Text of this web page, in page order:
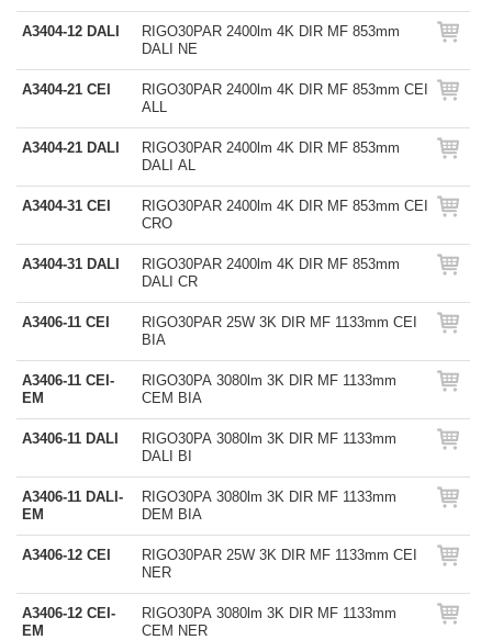
A3404-12 DALI
RIGO30PAR 2400lm 4K DIR MF 853mm
DALI NE
A3404-21 CEI
RIGO30PAR 2400lm 4K DIR MF 853mm CEI
ALL
A3404-21 DALI
RIGO30PAR 2400lm 4K DIR MF 853mm
DALI AL
A3404-31 CEI
RIGO30PAR 2400lm 4K DIR MF 853mm CEI
CRO
A3404-31 DALI
RIGO30PAR 2400lm 4K DIR MF 853mm
DALI CR
A3406-11 CEI
RIGO30PAR 25W 3K DIR MF 1133mm CEI
BIA
A3406-11 CEI-
EM
RIGO30PA 3080lm 3K DIR MF 1133mm
CEM BIA
A3406-11 DALI
RIGO30PA 3080lm 3K DIR MF 1133mm
DALI BI
A3406-11 DALI-
EM
RIGO30PA 3080lm 3K DIR MF 1133mm
DEM BIA
A3406-12 CEI
RIGO30PAR 25W 3K DIR MF 1133mm CEI
NER
A3406-12 CEI-
EM
RIGO30PA 3080lm 3K DIR MF 1133mm
CEM NER